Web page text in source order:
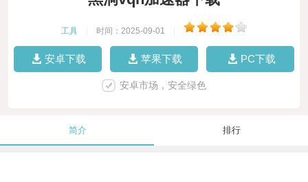
工具 时间：2025-09-01
安卓下载 苹果下载 PC下载
安卓市场，安全绿色
简介 排行